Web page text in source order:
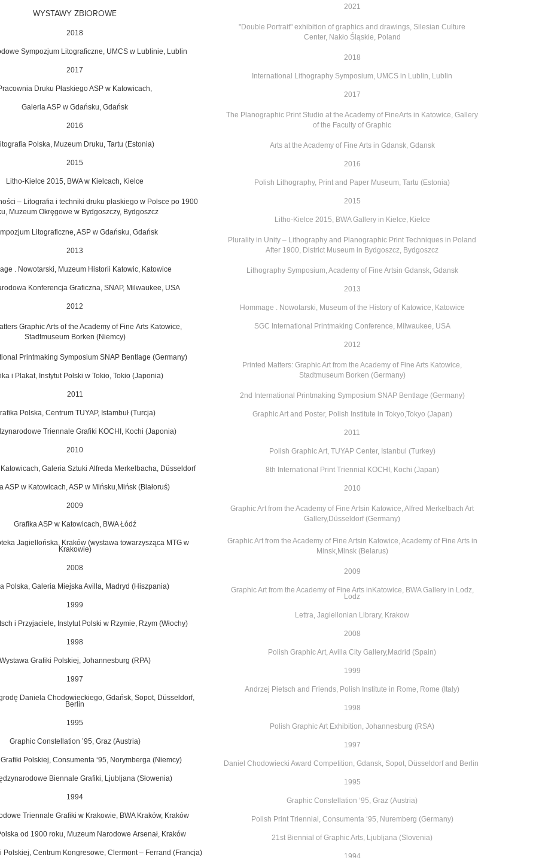
WYSTAWY ZBIOROWE
2018
Sympozjum Litograficzne, UMCS w Lublinie, Lublin
2017
Druku Płaskiego ASP w Katowicach,
Galeria ASP w Gdańsku, Gdańsk
2016
Polska, Muzeum Druku, Tartu (Estonia)
2015
Litho-Kielce 2015, BWA w Kielcach, Kielce
– Litografia i techniki druku płaskiego w Polsce po 1900
Muzeum Okręgowe w Bydgoszczy, Bydgoszcz
Litograficzne, ASP w Gdańsku, Gdańsk
2013
. Nowotarski, Muzeum Historii Katowic, Katowice
Konferencja Graficzna, SNAP, Milwaukee, USA
2012
Graphic Arts of the Academy of Fine Arts Katowice,
Stadtmuseum Borken (Niemcy)
Printmaking Symposium SNAP Bentlage (Germany)
i Plakat, Instytut Polski w Tokio, Tokio (Japonia)
2011
Polska, Centrum TUYAP, Istambuł (Turcja)
Triennale Grafiki KOCHI, Kochi (Japonia)
2010
Galeria Sztuki Alfreda Merkelbacha, Düsseldorf
ASP w Katowicach, ASP w Mińsku,Mińsk (Białoruś)
2009
Grafika ASP w Katowicach, BWA Łódź
Jagiellońska, Kraków (wystawa towarzysząca MTG w
Krakowie)
2008
Polska, Galeria Miejska Avilla, Madryd (Hiszpania)
1999
i Przyjaciele, Instytut Polski w Rzymie, Rzym (Włochy)
1998
Wystawa Grafiki Polskiej, Johannesburg (RPA)
1997
Daniela Chodowieckiego, Gdańsk, Sopot, Düsseldorf,
Berlin
1995
Graphic Constellation ’95, Graz (Austria)
Polskiej, Consumenta ‘95, Norymberga (Niemcy)
Biennale Grafiki, Ljubljana (Słowenia)
1994
Triennale Grafiki w Krakowie, BWA Kraków, Kraków
od 1900 roku, Muzeum Narodowe Arsenał, Kraków
Polskiej, Centrum Kongresowe, Clermont – Ferrand (Francja)
2021
"Double Portrait" exhibition of graphics and drawings, Silesian Culture
Center, Nakło Śląskie, Poland
2018
International Lithography Symposium, UMCS in Lublin, Lublin
2017
The Planographic Print Studio at the Academy of FineArts in Katowice, Gallery
of the Faculty of Graphic
Arts at the Academy of Fine Arts in Gdansk, Gdansk
2016
Polish Lithography, Print and Paper Museum,Tartu (Estonia)
2015
Litho-Kielce 2015, BWA Gallery in Kielce, Kielce
Plurality in Unity – Lithography and Planographic Print Techniques in Poland
After 1900, District Museum in Bydgoszcz, Bydgoszcz
Lithography Symposium, Academy of Fine Artsin Gdansk, Gdansk
2013
Hommage . Nowotarski, Museum of the History of Katowice, Katowice
SGC International Printmaking Conference, Milwaukee, USA
2012
Printed Matters: Graphic Art from the Academy of Fine Arts Katowice,
Stadtmuseum Borken (Germany)
2nd International Printmaking Symposium SNAP Bentlage (Germany)
Graphic Art and Poster, Polish Institute in Tokyo,Tokyo (Japan)
2011
Polish Graphic Art, TUYAP Center, Istanbul (Turkey)
8th International Print Triennial KOCHI, Kochi (Japan)
2010
Graphic Art from the Academy of Fine Artsin Katowice, Alfred Merkelbach Art
Gallery,Düsseldorf (Germany)
Graphic Art from the Academy of Fine Artsin Katowice, Academy of Fine Arts in
Minsk,Minsk (Belarus)
2009
Graphic Art from the Academy of Fine Arts inKatowice, BWA Gallery in Lodz,
Lodz
Lettra, Jagiellonian Library, Krakow
2008
Polish Graphic Art, Avilla City Gallery,Madrid (Spain)
1999
Andrzej Pietsch and Friends, Polish Institute in Rome, Rome (Italy)
1998
Polish Graphic Art Exhibition, Johannesburg(RSA)
1997
Daniel Chodowiecki Award Competition,Gdansk, Sopot, Düsseldorf and Berlin
1995
Graphic Constellation ‘95, Graz (Austria)
Polish Print Triennial, Consumenta ‘95, Nuremberg (Germany)
21st Biennial of Graphic Arts, Ljubljana (Slovenia)
1994